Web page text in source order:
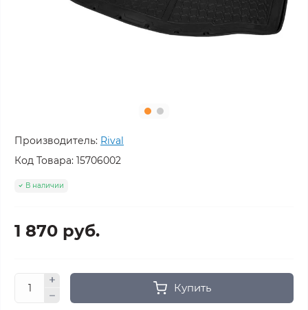
Производитель: Rival
Код Товара: 15706002
В наличии
1 870 руб.
Купить